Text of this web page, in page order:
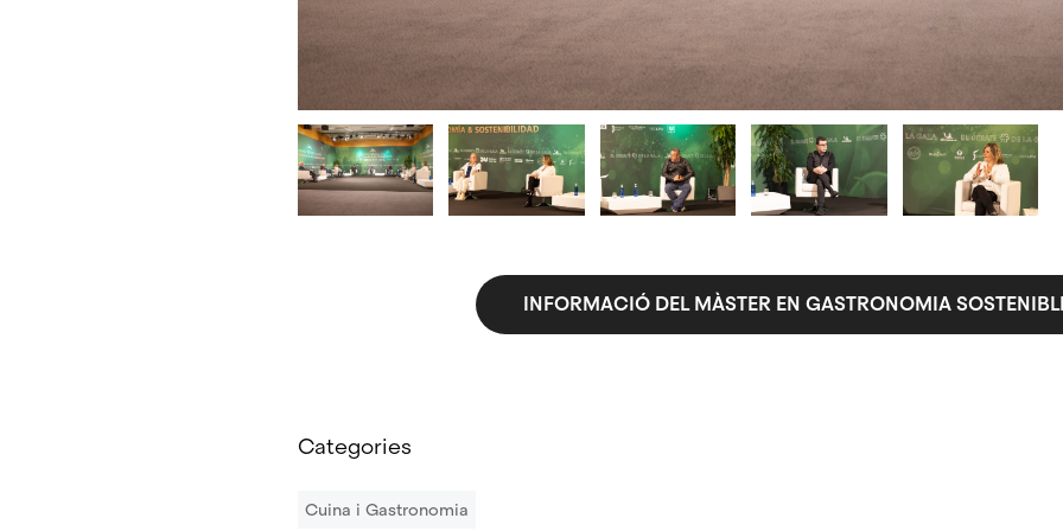
INFORMACIÓ DEL MÀSTER EN GASTRONOMIA
Categories
Cuina i Gastronomia